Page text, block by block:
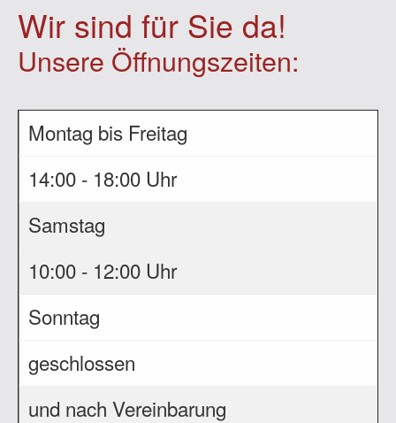
Wir sind für Sie da!
Unsere Öffnungszeiten:
Montag bis Freitag
14:00 - 18:00 Uhr
Samstag
10:00 - 12:00 Uhr
Sonntag
geschlossen
und nach Vereinbarung